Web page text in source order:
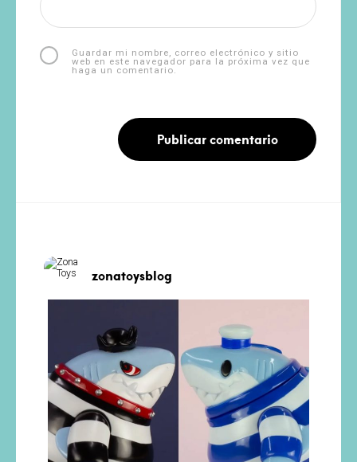
Guardar mi nombre, correo electrónico y sitio
web en este navegador para la próxima vez que
haga un comentario.
zonatoysblog